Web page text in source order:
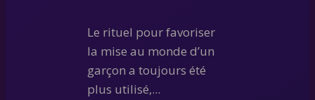
Le rituel pour favoriser
la mise au monde d’un
garçon a toujours été
plus utilisé,...